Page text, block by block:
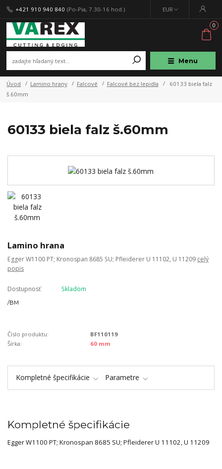
Menu
EUR
+421 910 940 840 (Po-Pia, 7.30-16 hod.)
0
Úvod Lamino hrany Falcové Falcové bez lepidla
60133 biela falz
š.60mm
60133 biela falz š.60mm
Lamino hrana
Egger W1100 PT; Kronospan 8685 SU; Pfleiderer U 11102, U 11209 celý
popis
Dostupnosť Skladom
/BM
Číslo produktu:
BF110119
Šírka:
60 mm
Kompletné špecifikácie Parametre
Kompletné špecifikácie
Egger W1100 PT; Kronospan 8685 SU; Pfleiderer U 11102, U 11209